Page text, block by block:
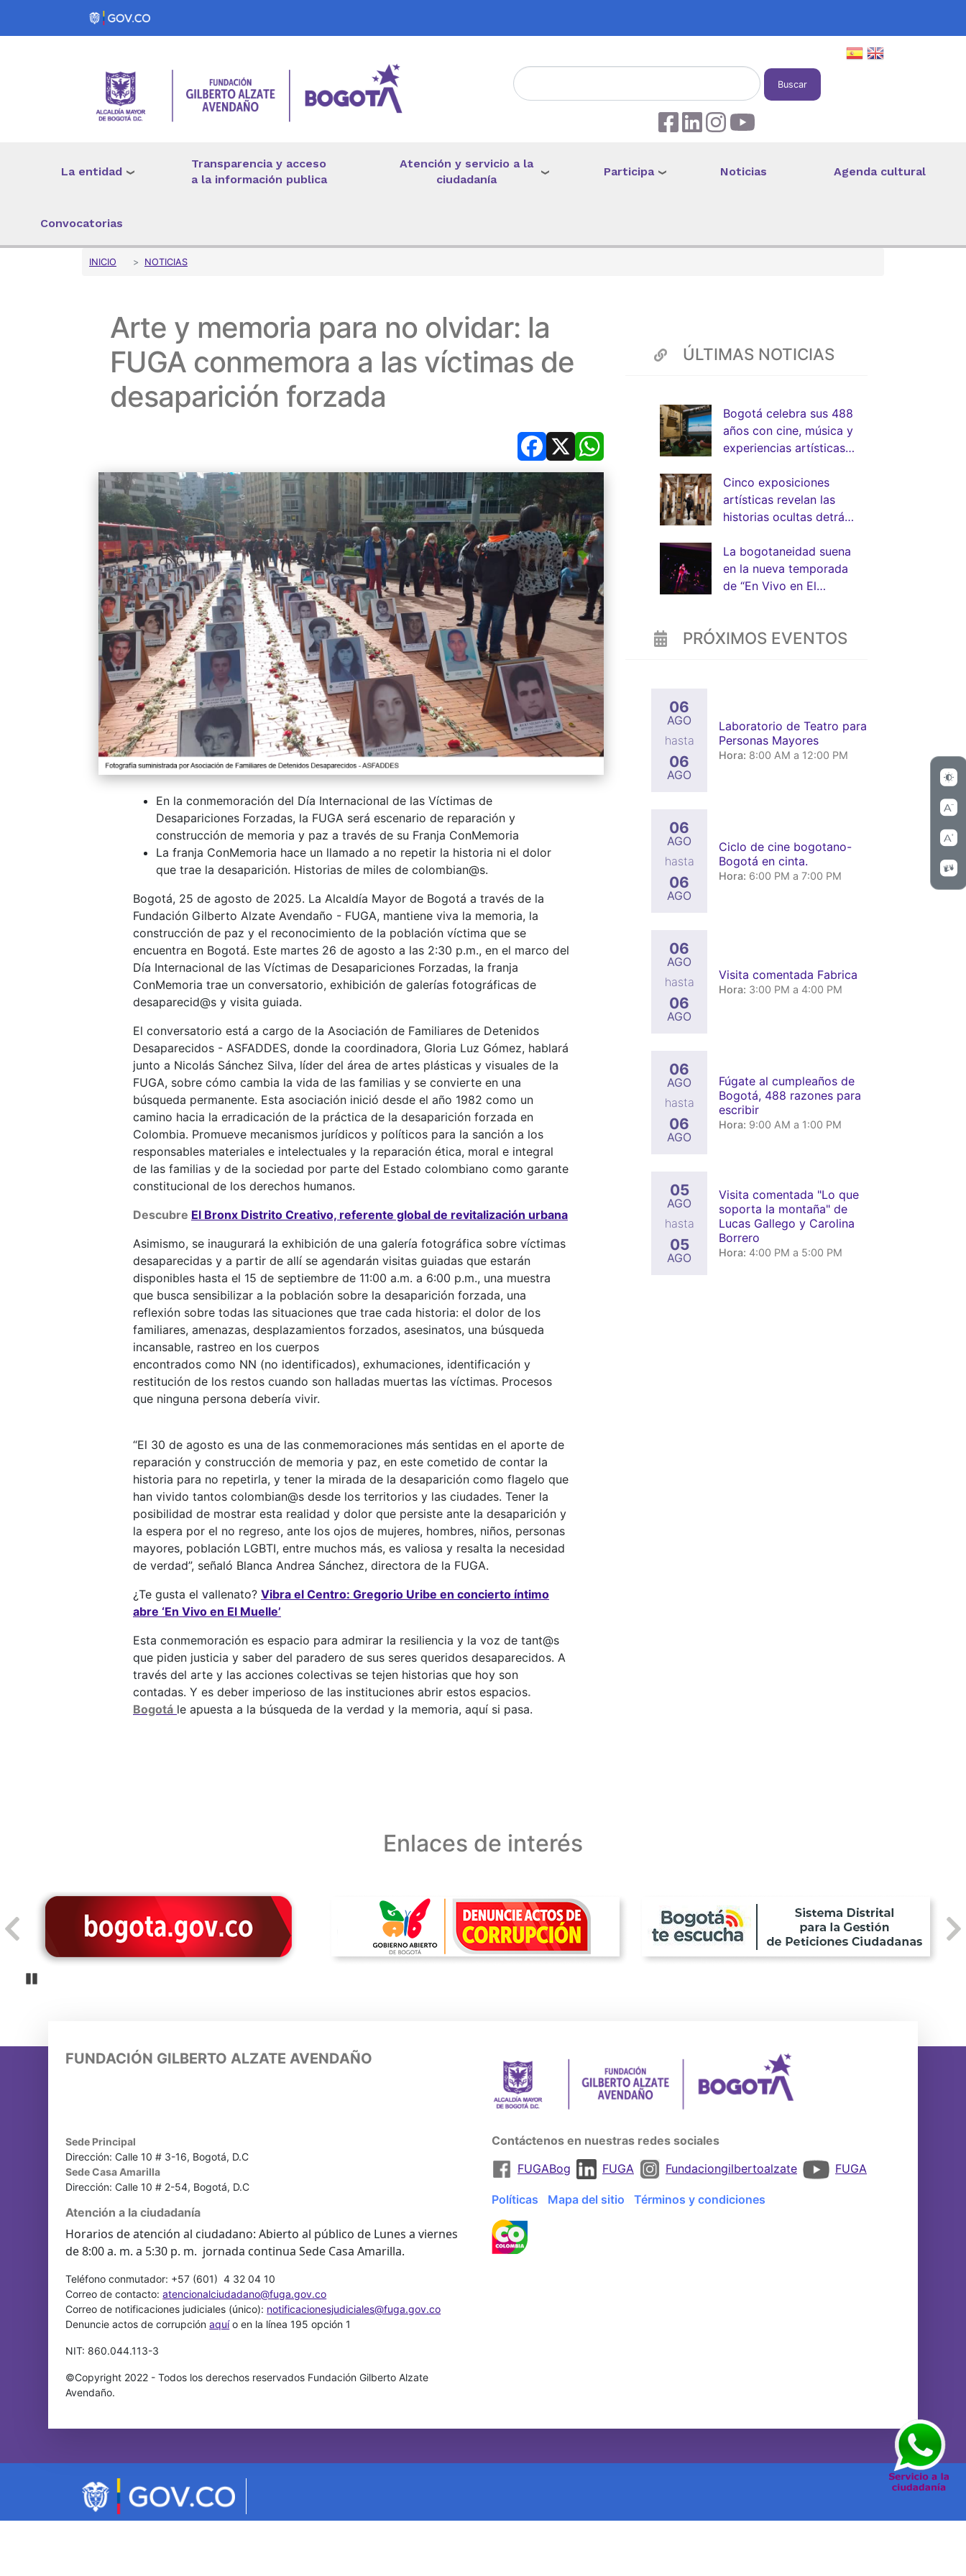
Pasar al contenido principal
Buscar
La entidad
Transparencia y acceso
a la información publica
Atención y servicio a la
ciudadanía
Participa Noticias Agenda cultural
Convocatorias
Sobrescribir enlaces de ayuda a la navegación
INICIO NOTICIAS
Arte y memoria para no olvidar: la
FUGA conmemora a las víctimas de
desaparición forzada
Facebook
X WhatsApp
En la conmemoración del Día Internacional de las Víctimas de
Desapariciones Forzadas, la FUGA será escenario de reparación y
construcción de memoria y paz a través de su Franja ConMemoria
La franja ConMemoria hace un llamado a no repetir la historia ni el dolor
que trae la desaparición. Historias de miles de colombian@s.
Bogotá, 25 de agosto de 2025. La Alcaldía Mayor de Bogotá a través de la
Fundación Gilberto Alzate Avendaño - FUGA, mantiene viva la memoria, la
construcción de paz y el reconocimiento de la población víctima que se
encuentra en Bogotá. Este martes 26 de agosto a las 2:30 p.m., en el marco del
Día Internacional de las Víctimas de Desapariciones Forzadas, la franja
ConMemoria trae un conversatorio, exhibición de galerías fotográficas de
desaparecid@s y visita guiada.
El conversatorio está a cargo de la Asociación de Familiares de Detenidos
Desaparecidos - ASFADDES, donde la coordinadora, Gloria Luz Gómez, hablará
junto a Nicolás Sánchez Silva, líder del área de artes plásticas y visuales de la
FUGA, sobre cómo cambia la vida de las familias y se convierte en una
búsqueda permanente. Esta asociación inició desde el año 1982 como un
camino hacia la erradicación de la práctica de la desaparición forzada en
Colombia. Promueve mecanismos jurídicos y políticos para la sanción a los
responsables materiales e intelectuales y la reparación ética, moral e integral
de las familias y de la sociedad por parte del Estado colombiano como garante
constitucional de los derechos humanos.
Descubre El Bronx Distrito Creativo, referente global de revitalización urbana
Asimismo, se inaugurará la exhibición de una galería fotográfica sobre víctimas
desaparecidas y a partir de allí se agendarán visitas guiadas que estarán
disponibles hasta el 15 de septiembre de 11:00 a.m. a 6:00 p.m., una muestra
que busca sensibilizar a la población sobre la desaparición forzada, una
reflexión sobre todas las situaciones que trae cada historia: el dolor de los
familiares, amenazas, desplazamientos forzados, asesinatos, una búsqueda
incansable, rastreo en los cuerpos
encontrados como NN (no identificados), exhumaciones, identificación y
restitución de los restos cuando son halladas muertas las víctimas. Procesos
que ninguna persona debería vivir.
“El 30 de agosto es una de las conmemoraciones más sentidas en el aporte de
reparación y construcción de memoria y paz, en este cometido de contar la
historia para no repetirla, y tener la mirada de la desaparición como flagelo que
han vivido tantos colombian@s desde los territorios y las ciudades. Tener la
posibilidad de mostrar esta realidad y dolor que persiste ante la desaparición y
la espera por el no regreso, ante los ojos de mujeres, hombres, niños, personas
mayores, población LGBTI, entre muchos más, es valiosa y resalta la necesidad
de verdad”, señaló Blanca Andrea Sánchez, directora de la FUGA.
¿Te gusta el vallenato? Vibra el Centro: Gregorio Uribe en concierto íntimo
abre ‘En Vivo en El Muelle’
Esta conmemoración es espacio para admirar la resiliencia y la voz de tant@s
que piden justicia y saber del paradero de sus seres queridos desaparecidos. A
través del arte y las acciones colectivas se tejen historias que hoy son
contadas. Y es deber imperioso de las instituciones abrir estos espacios.
Bogotá le apuesta a la búsqueda de la verdad y la memoria, aquí si pasa.
ÚLTIMAS NOTICIAS
Bogotá celebra sus 488
años con cine, música y
experiencias artísticas
Cinco exposiciones
artísticas revelan las
historias ocultas detrás
Bogotá
La bogotaneidad suena
en la nueva temporada
de “En Vivo en El
PRÓXIMOS EVENTOS
06
AGO
hasta
06
AGO
Laboratorio de Teatro para
Personas Mayores
Hora: 8:00 AM a 12:00 PM
06
AGO
hasta
06
AGO
Ciclo de cine bogotano-
Bogotá en cinta.
Hora: 6:00 PM a 7:00 PM
06
AGO
hasta
06
AGO
Visita comentada Fabrica
Hora: 3:00 PM a 4:00 PM
06
AGO
hasta
06
AGO
Fúgate al cumpleaños de
Bogotá, 488 razones para
escribir
Hora: 9:00 AM a 1:00 PM
05
AGO
hasta
05
AGO
Visita comentada "Lo que
soporta la montaña" de
Lucas Gallego y Carolina
Borrero
Hora: 4:00 PM a 5:00 PM
Enlaces de interés
FUNDACIÓN GILBERTO ALZATE AVENDAÑO
Sede Principal
Dirección: Calle 10 # 3-16, Bogotá, D.C
Sede Casa Amarilla
Dirección: Calle 10 # 2-54, Bogotá, D.C
Atención a la ciudadanía
Horarios de atención al ciudadano: Abierto al público de Lunes a viernes
de 8:00 a. m. a 5:30 p. m. jornada continua Sede Casa Amarilla.
Teléfono conmutador: +57 (601) 4 32 04 10
Correo de contacto:atencionalciudadano@fuga.gov.co
Correo de notificaciones judiciales (único): notificacionesjudiciales@fuga.gov.co
Denuncie actos de corrupciónaquío en la línea 195 opción 1
NIT: 860.044.113-3
©Copyright 2022 - Todos los derechos reservados Fundación Gilberto Alzate
Avendaño.
Contáctenos en nuestras redes sociales
FUGABog
FUGA Fundaciongilbertoalzate FUGA
Políticas Mapa del sitio Términos y condiciones